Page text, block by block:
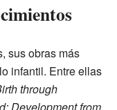
sus obras más
infantil. Entre ellas
through